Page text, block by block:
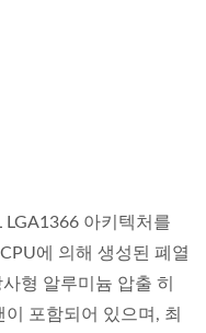
LGA1366 아키텍처를
에 의해 생성된 폐열
형 알루미늄 압출 히
이 포함되어 있으며, 최